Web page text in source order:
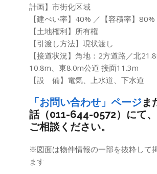
計画】市街化区域
【建ぺい率】40% ／【容積率】80%
【⼟地権利】所有権
【引渡し⽅法】現状渡し
【接道状況】角地：2方道路／北
10.8m、東8.0m公道 接面11.3m
【設 備】電気、上水道、下水道
「お問い合わせ」ページま
話（011-644-0572）にて
ご相談ください。
※図⾯は物件情報の⼀部を抜粋して
ます